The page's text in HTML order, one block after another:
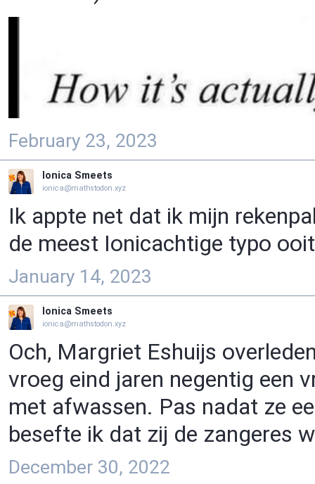
February 23, 2023
Ionica Smeets
ionica@mathstodon.xyz
Ik appte net dat ik mijn
de meest Ionicachtige typo
January 14, 2023
Ionica Smeets
ionica@mathstodon.xyz
Och, Margriet Eshuijs
vroeg eind jaren negentig een
met afwassen. Pas nadat ze
besefte ik dat zij de zangeres
December 30, 2022